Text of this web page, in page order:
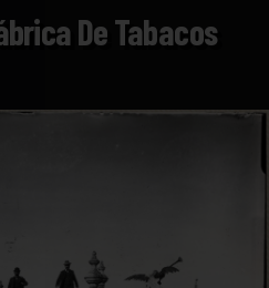
De Tabacos